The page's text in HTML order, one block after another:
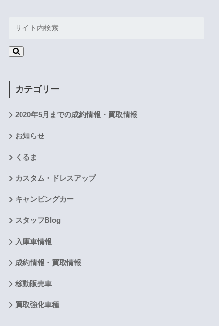
カテゴリー
2020年5月までの成約情報・買取情報
お知らせ
くるま
カスタム・ドレスアップ
キャンピングカー
スタッフBlog
入庫車情報
成約情報・買取情報
移動販売車
買取強化車種